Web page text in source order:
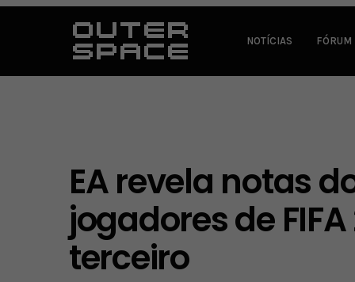
NOTÍCIAS FÓRUM
EA revela notas
jogadores de
terceiro